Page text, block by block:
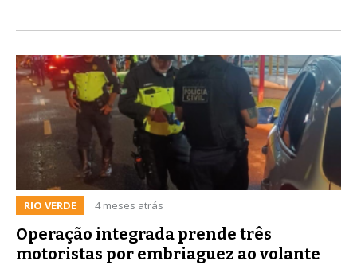
RIO VERDE 4 meses atrás
Operação integrada prende três
motoristas por embriaguez ao volante